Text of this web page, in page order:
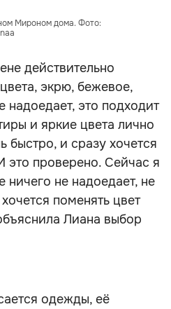
Мироном дома. Фото:
действительно
экрю, бежевое,
надоедает, это подходит
и яркие цвета лично
быстро, и сразу хочется
это проверено. Сейчас я
не надоедает, не
поменять цвет
Лиана выбор
одежды, её